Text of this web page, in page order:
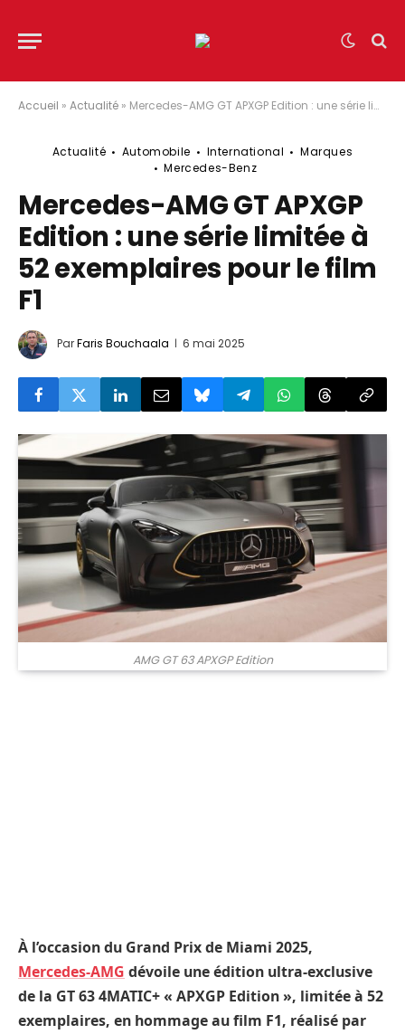
Accueil » Actualité » Mercedes-AMG GT APXGP Edition : une série limitée à 52 exemplaires pour le film F1
Actualité Automobile International
Marques
Mercedes-Benz
Mercedes-AMG GT APXGP
Edition : une série limitée à
52 exemplaires pour le film
F1
ParFaris Bouchaala 6 mai 2025
AMG GT 63 APXGP Edition
À l’occasion du Grand Prix de Miami 2025,
Mercedes-AMG dévoile une édition ultra-exclusive
de la GT 63 4MATIC+ « APXGP Edition », limitée à 52
exemplaires, en hommage au film F1, réalisé par